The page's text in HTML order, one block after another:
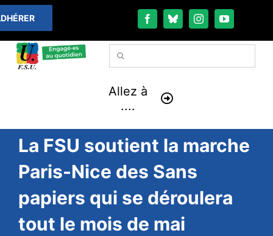
Passer
au
contenu
Rechercher:
Allez à
....
À LA UNE
THÉMATIQUES
LA VIE FÉDÉRALE
La FSU soutient la marche
Paris-Nice des Sans
papiers qui se déroulera
tout le mois de mai